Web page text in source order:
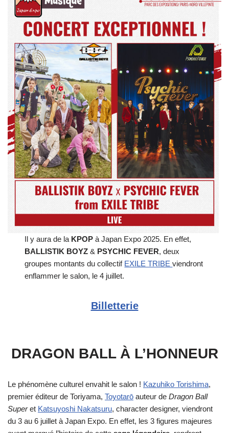
Il y aura de la KPOP à Japan Expo 2025. En effet,
BALLISTIK BOYZ & PSYCHIC FEVER, deux
groupes montants du collectif EXILE TRIBEviendront
enflammer le salon, le 4 juillet.
Billetterie
DRAGON BALL À L’HONNEUR
Le phénomène culturel envahit le salon ! Kazuhiko Torishima,
premier éditeur de Toriyama, Toyotarō auteur de Dragon Ball
Superet Katsuyoshi Nakatsuru, character designer, viendront
du 3 au 6 juillet à Japan Expo. En effet, les 3 figures majeures